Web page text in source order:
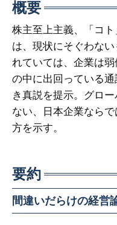
概要
株主至上主義、「コ
は、現状にそぐわな
れていては、企業は
の中に出回っている
き真説を提示。グロ
ない、日本企業なら
方を示す。
要約
間違いだらけの経営